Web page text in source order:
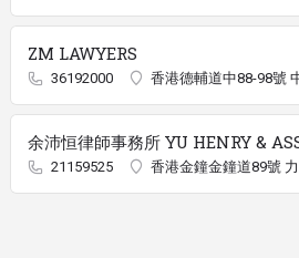
ZM LAWYERS
36192000 香港德輔道中88-98號
余沛恒律師事務所 YU HENRY &
21159525 香港金鐘金鐘道89號